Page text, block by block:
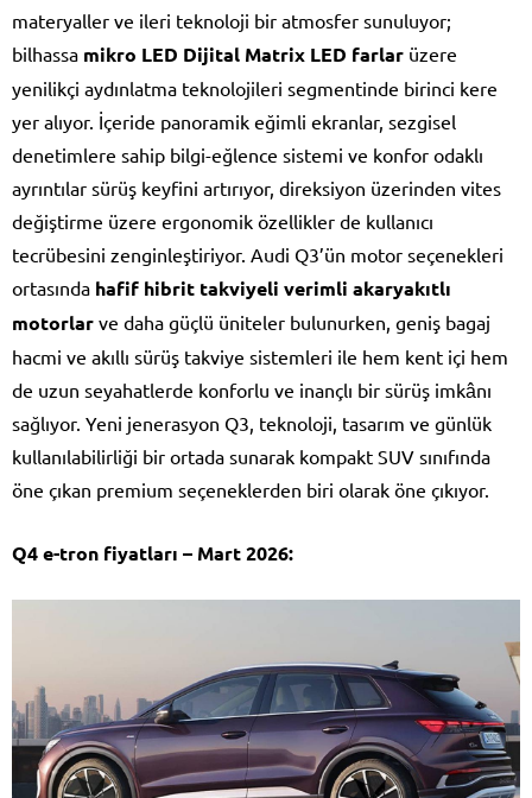
materyaller ve ileri teknoloji bir atmosfer sunuluyor;
bilhassa mikro LED Dijital Matrix LED farlar üzere
yenilikçi aydınlatma teknolojileri segmentinde birinci kere
yer alıyor. İçeride panoramik eğimli ekranlar, sezgisel
denetimlere sahip bilgi-eğlence sistemi ve konfor odaklı
ayrıntılar sürüş keyfini artırıyor, direksiyon üzerinden vites
değiştirme üzere ergonomik özellikler de kullanıcı
tecrübesini zenginleştiriyor. Audi Q3’ün motor seçenekleri
ortasında hafif hibrit takviyeli verimli akaryakıtlı
motorlar ve daha güçlü üniteler bulunurken, geniş bagaj
hacmi ve akıllı sürüş takviye sistemleri ile hem kent içi hem
de uzun seyahatlerde konforlu ve inançlı bir sürüş imkânı
sağlıyor. Yeni jenerasyon Q3, teknoloji, tasarım ve günlük
kullanılabilirliği bir ortada sunarak kompakt SUV sınıfında
öne çıkan premium seçeneklerden biri olarak öne çıkıyor.
Q4 e-tron fiyatları – Mart 2026: